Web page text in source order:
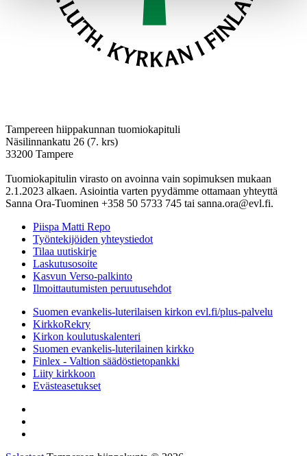
Tampereen hiippakunnan tuomiokapituli
Näsilinnankatu 26 (7. krs)
33200 Tampere
Tuomiokapitulin virasto on avoinna vain sopimuksen mukaan
2.1.2023 alkaen. Asiointia varten pyydämme ottamaan yhteyttä
Sanna Ora-Tuominen +358 50 5733 745 tai sanna.ora@evl.fi.
Piispa Matti Repo
Työntekijöiden yhteystiedot
Tilaa uutiskirje
Laskutusosoite
Kasvun Verso-palkinto
Ilmoittautumisten peruutusehdot
Suomen evankelis-luterilaisen kirkon evl.fi/plus-palvelu
KirkkoRekry
Kirkon koulutuskalenteri
Suomen evankelis-luterilainen kirkko
Finlex - Valtion säädöstietopankki
Liity kirkkoon
Evästeasetukset